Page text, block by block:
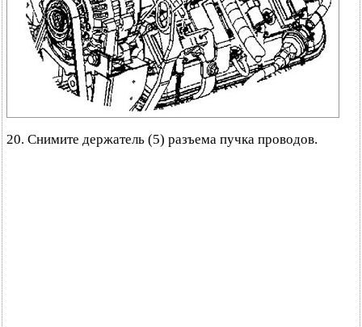
20. Снимите держатель (5) разъема пучка проводов.